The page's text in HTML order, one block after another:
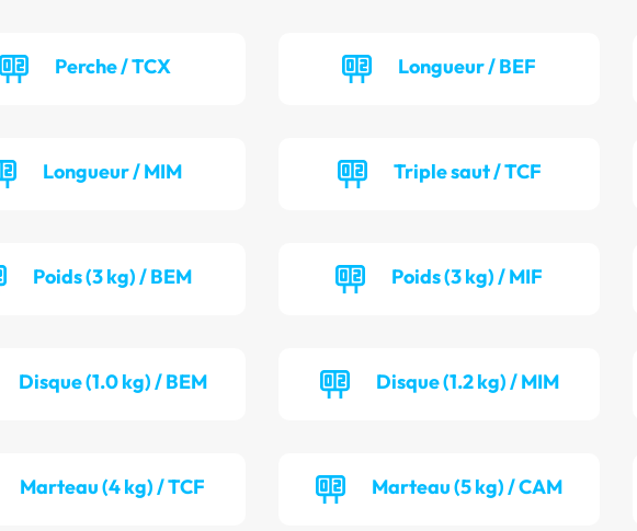
Perche / TCX Longueur / BEF
Longueur / MIM Triple saut / TCF
Poids (3 kg) / BEM Poids (3 kg) / MIF
Disque (1.0 kg) / BEM Disque (1.2 kg) / MIM
Marteau (4 kg) / TCF Marteau (5 kg) / CAM